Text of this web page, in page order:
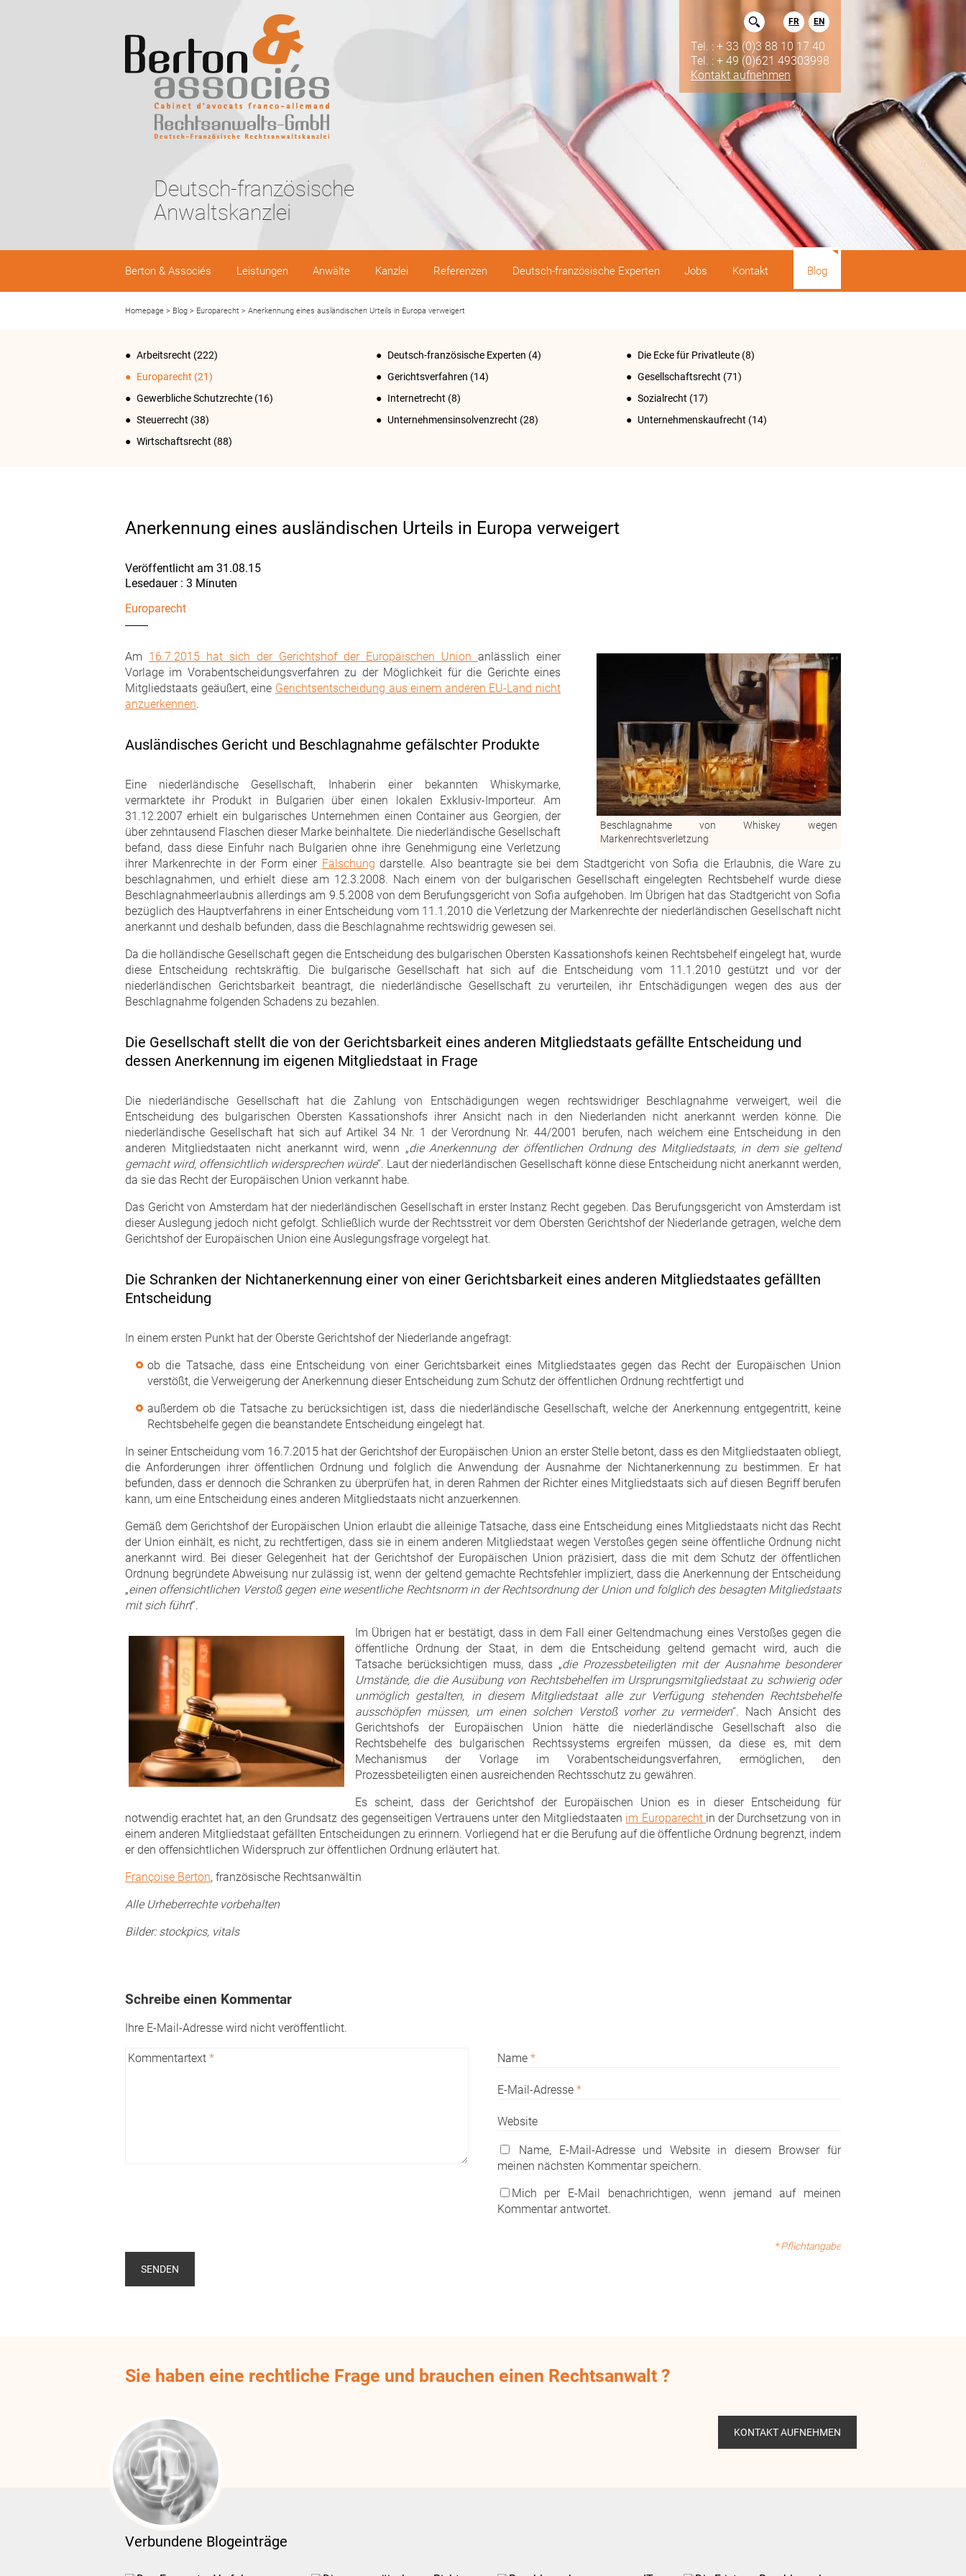
EN
FR
Tel. : + 33 (0)3 88 10 17 40
Tel. : + 49 (0)621 49303998
Kontakt aufnehmen
Deutsch-französische
Anwaltskanzlei
Berton & Associés Leistungen Anwälte Kanzlei Referenzen Deutsch-französische Experten Jobs Kontakt Blog
Homepage > Blog > Europarecht > Anerkennung eines ausländischen Urteils in Europa verweigert
Arbeitsrecht (222) Deutsch-französische Experten (4) Die Ecke für Privatleute (8)
Europarecht (21) Gerichtsverfahren (14) Gesellschaftsrecht (71)
Gewerbliche Schutzrechte (16) Internetrecht (8) Sozialrecht (17)
Steuerrecht (38) Unternehmensinsolvenzrecht (28) Unternehmenskaufrecht (14)
Wirtschaftsrecht (88)
Anerkennung eines ausländischen Urteils in Europa verweigert
Veröffentlicht am 31.08.15
Europarecht
Beschlagnahme von Whiskey wegen
Markenrechtsverletzung
Am 16.7.2015 hat sich der Gerichtshof der Europäischen Union anlässlich einer
Vorlage im Vorabentscheidungsverfahren zu der Möglichkeit für die Gerichte eines
Mitgliedstaats geäußert, eine Gerichtsentscheidung aus einem anderen EU-Land nicht
anzuerkennen.
Ausländisches Gericht und Beschlagnahme gefälschter Produkte
Eine niederländische Gesellschaft, Inhaberin einer bekannten Whiskymarke,
vermarktete ihr Produkt in Bulgarien über einen lokalen Exklusiv-Importeur. Am
31.12.2007 erhielt ein bulgarisches Unternehmen einen Container aus Georgien, der
über zehntausend Flaschen dieser Marke beinhaltete. Die niederländische Gesellschaft
befand, dass diese Einfuhr nach Bulgarien ohne ihre Genehmigung eine Verletzung
ihrer Markenrechte in der Form einer Fälschung darstelle. Also beantragte sie bei dem Stadtgericht von Sofia die Erlaubnis, die Ware zu
beschlagnahmen, und erhielt diese am 12.3.2008. Nach einem von der bulgarischen Gesellschaft eingelegten Rechtsbehelf wurde diese
Beschlagnahmeerlaubnis allerdings am 9.5.2008 von dem Berufungsgericht von Sofia aufgehoben. Im Übrigen hat das Stadtgericht von Sofia
bezüglich des Hauptverfahrens in einer Entscheidung vom 11.1.2010 die Verletzung der Markenrechte der niederländischen Gesellschaft nicht
anerkannt und deshalb befunden, dass die Beschlagnahme rechtswidrig gewesen sei.
Da die holländische Gesellschaft gegen die Entscheidung des bulgarischen Obersten Kassationshofs keinen Rechtsbehelf eingelegt hat, wurde
diese Entscheidung rechtskräftig. Die bulgarische Gesellschaft hat sich auf die Entscheidung vom 11.1.2010 gestützt und vor der
niederländischen Gerichtsbarkeit beantragt, die niederländische Gesellschaft zu verurteilen, ihr Entschädigungen wegen des aus der
Beschlagnahme folgenden Schadens zu bezahlen.
Die Gesellschaft stellt die von der Gerichtsbarkeit eines anderen Mitgliedstaats gefällte Entscheidung und
dessen Anerkennung im eigenen Mitgliedstaat in Frage
Die niederländische Gesellschaft hat die Zahlung von Entschädigungen wegen rechtswidriger Beschlagnahme verweigert, weil die
Entscheidung des bulgarischen Obersten Kassationshofs ihrer Ansicht nach in den Niederlanden nicht anerkannt werden könne. Die
niederländische Gesellschaft hat sich auf Artikel 34 Nr. 1 der Verordnung Nr. 44/2001 berufen, nach welchem eine Entscheidung in den
anderen Mitgliedstaaten nicht anerkannt wird, wenn „die Anerkennung der öffentlichen Ordnung des Mitgliedstaats, in dem sie geltend
gemacht wird, offensichtlich widersprechen würde“. Laut der niederländischen Gesellschaft könne diese Entscheidung nicht anerkannt werden,
da sie das Recht der Europäischen Union verkannt habe.
Das Gericht von Amsterdam hat der niederländischen Gesellschaft in erster Instanz Recht gegeben. Das Berufungsgericht von Amsterdam ist
dieser Auslegung jedoch nicht gefolgt. Schließlich wurde der Rechtsstreit vor dem Obersten Gerichtshof der Niederlande getragen, welche dem
Gerichtshof der Europäischen Union eine Auslegungsfrage vorgelegt hat.
Die Schranken der Nichtanerkennung einer von einer Gerichtsbarkeit eines anderen Mitgliedstaates gefällten
Entscheidung
In einem ersten Punkt hat der Oberste Gerichtshof der Niederlande angefragt:
ob die Tatsache, dass eine Entscheidung von einer Gerichtsbarkeit eines Mitgliedstaates gegen das Recht der Europäischen Union
verstößt, die Verweigerung der Anerkennung dieser Entscheidung zum Schutz der öffentlichen Ordnung rechtfertigt und
außerdem ob die Tatsache zu berücksichtigen ist, dass die niederländische Gesellschaft, welche der Anerkennung entgegentritt, keine
Rechtsbehelfe gegen die beanstandete Entscheidung eingelegt hat.
In seiner Entscheidung vom 16.7.2015 hat der Gerichtshof der Europäischen Union an erster Stelle betont, dass es den Mitgliedstaaten obliegt,
die Anforderungen ihrer öffentlichen Ordnung und folglich die Anwendung der Ausnahme der Nichtanerkennung zu bestimmen. Er hat
befunden, dass er dennoch die Schranken zu überprüfen hat, in deren Rahmen der Richter eines Mitgliedstaats sich auf diesen Begriff berufen
kann, um eine Entscheidung eines anderen Mitgliedstaats nicht anzuerkennen.
Gemäß dem Gerichtshof der Europäischen Union erlaubt die alleinige Tatsache, dass eine Entscheidung eines Mitgliedstaats nicht das Recht
der Union einhält, es nicht, zu rechtfertigen, dass sie in einem anderen Mitgliedstaat wegen Verstoßes gegen seine öffentliche Ordnung nicht
anerkannt wird. Bei dieser Gelegenheit hat der Gerichtshof der Europäischen Union präzisiert, dass die mit dem Schutz der öffentlichen
Ordnung begründete Abweisung nur zulässig ist, wenn der geltend gemachte Rechtsfehler impliziert, dass die Anerkennung der Entscheidung
„einen offensichtlichen Verstoß gegen eine wesentliche Rechtsnorm in der Rechtsordnung der Union und folglich des besagten Mitgliedstaats
mit sich führt“.
Im Übrigen hat er bestätigt, dass in dem Fall einer Geltendmachung eines Verstoßes gegen die
öffentliche Ordnung der Staat, in dem die Entscheidung geltend gemacht wird, auch die
Tatsache berücksichtigen muss, dass „die Prozessbeteiligten mit der Ausnahme besonderer
Umstände, die die Ausübung von Rechtsbehelfen im Ursprungsmitgliedstaat zu schwierig oder
unmöglich gestalten, in diesem Mitgliedstaat alle zur Verfügung stehenden Rechtsbehelfe
ausschöpfen müssen, um einen solchen Verstoß vorher zu vermeiden“. Nach Ansicht des
Gerichtshofs der Europäischen Union hätte die niederländische Gesellschaft also die
Rechtsbehelfe des bulgarischen Rechtssystems ergreifen müssen, da diese es, mit dem
Mechanismus der Vorlage im Vorabentscheidungsverfahren, ermöglichen, den
Prozessbeteiligten einen ausreichenden Rechtsschutz zu gewähren.
Es scheint, dass der Gerichtshof der Europäischen Union es in dieser Entscheidung für
notwendig erachtet hat, an den Grundsatz des gegenseitigen Vertrauens unter den Mitgliedstaaten im Europarecht in der Durchsetzung von in
einem anderen Mitgliedstaat gefällten Entscheidungen zu erinnern. Vorliegend hat er die Berufung auf die öffentliche Ordnung begrenzt, indem
er den offensichtlichen Widerspruch zur öffentlichen Ordnung erläutert hat.
Françoise Berton, französische Rechtsanwältin
Alle Urheberrechte vorbehalten
Bilder: stockpics, vitals
Schreibe einen Kommentar
Ihre E-Mail-Adresse wird nicht veröffentlicht.
Kommentartext * Name *
E-Mail-Adresse *
Website
Name, E-Mail-Adresse und Website in diesem Browser für
meinen nächsten Kommentar speichern.
Mich per E-Mail benachrichtigen, wenn jemand auf meinen
Kommentar antwortet.
* Pflichtangabe
Sie haben eine rechtliche Frage und brauchen einen Rechtsanwalt ?
KONTAKT AUFNEHMEN
Verbundene Blogeinträge